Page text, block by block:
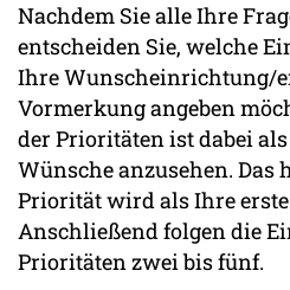
Nachdem Sie alle Ihre
entscheiden Sie, welche
Ihre Wunscheinrichtung/
Vormerkung angeben
der Prioritäten ist dabei
Wünsche anzusehen. Das
Priorität wird als Ihre
Anschließend folgen die
Prioritäten zwei bis fünf.